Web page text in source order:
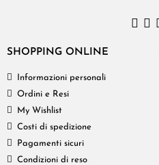
SHOPPING ONLINE
Informazioni personali
Ordini e Resi
My Wishlist
Costi di spedizione
Pagamenti sicuri
Condizioni di reso